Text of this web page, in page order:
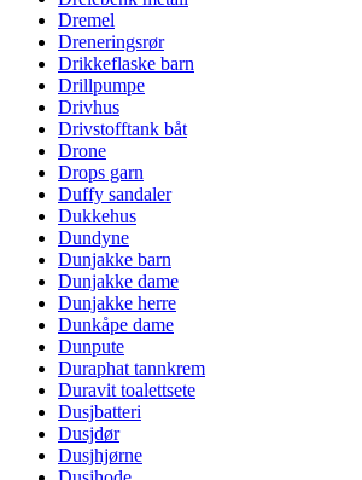
Dremel
Dreneringsrør
Drikkeflaske barn
Drillpumpe
Drivhus
Drivstofftank båt
Drone
Drops garn
Duffy sandaler
Dukkehus
Dundyne
Dunjakke barn
Dunjakke dame
Dunjakke herre
Dunkåpe dame
Dunpute
Duraphat tannkrem
Duravit toalettsete
Dusjbatteri
Dusjdør
Dusjhjørne